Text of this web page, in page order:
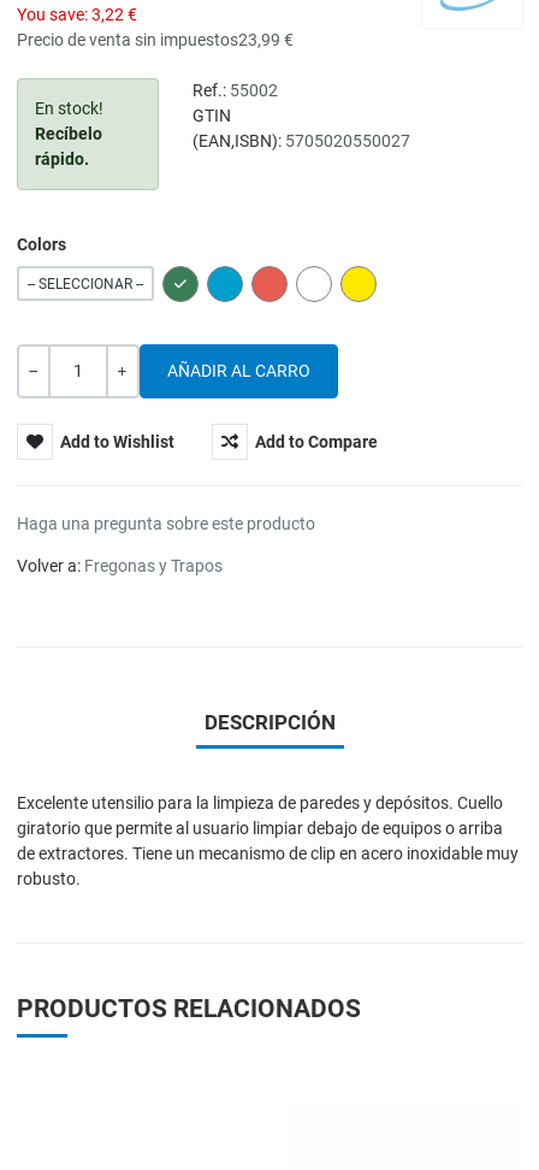
You save:3,22 €
Precio de venta sin impuestos23,99 €
En stock!
Recíbelo
rápido.
Ref.: 55002
GTIN
(EAN,ISBN): 5705020550027
Colors
-- SELECCIONAR -- GREEN BLUE RED WHITE YELLOW
Cantidad
Add to Wishlist Add to Compare
Haga una pregunta sobre este producto
Volver a: Fregonas y Trapos
DESCRIPCIÓN
Excelente utensilio para la limpieza de paredes y depósitos. Cuello
giratorio que permite al usuario limpiar debajo de equipos o arriba
de extractores. Tiene un mecanismo de clip en acero inoxidable muy
robusto.
PRODUCTOS RELACIONADOS